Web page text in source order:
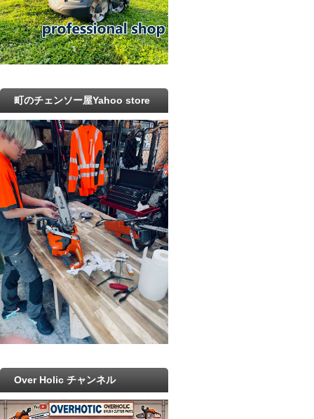
町のチェンソー屋Yahoo store
Over Holic チャンネル